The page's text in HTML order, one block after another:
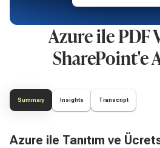
Azure ile PDF
SharePoint'e
Summary Insights Transcript
Azure ile Tanıtım ve